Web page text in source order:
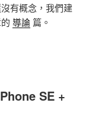
有概念，我們建
導論 篇。
SE +